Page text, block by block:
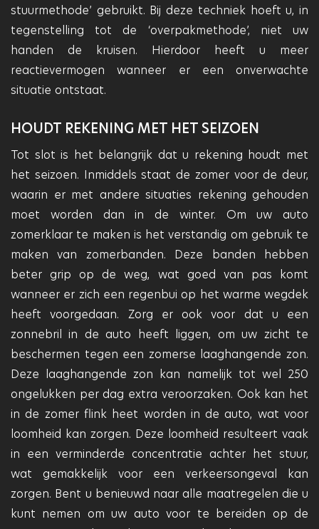
stuurmethode’ gebruikt. Bij deze techniek hoeft u, in
tegenstelling tot de ‘overpakmethode’, niet uw
handen de kruisen. Hierdoor heeft u meer
reactievermogen wanneer er een onverwachte
situatie ontstaat.
HOUDT REKENING MET HET SEIZOEN
Tot slot is het belangrijk dat u rekening houdt met
het seizoen. Inmiddels staat de zomer voor de deur,
waarin er met andere situaties rekening gehouden
moet worden dan in de winter. Om uw auto
zomerklaar te maken is het verstandig om gebruik te
maken van zomerbanden. Deze banden hebben
beter grip op de weg, wat goed van pas komt
wanneer er zich een regenbui op het warme wegdek
heeft voorgedaan. Zorg er ook voor dat u een
zonnebril in de auto heeft liggen, om uw zicht te
beschermen tegen een zomerse laaghangende zon.
Deze laaghangende zon kan namelijk tot wel 250
ongelukken per dag extra veroorzaken. Ook kan het
in de zomer flink heet worden in de auto, wat voor
loomheid kan zorgen. Deze loomheid resulteert vaak
in een verminderde concentratie achter het stuur,
wat gemakkelijk voor een verkeersongeval kan
zorgen. Bent u benieuwd naar alle maatregelen die u
kunt nemen om uw auto voor te bereiden op de